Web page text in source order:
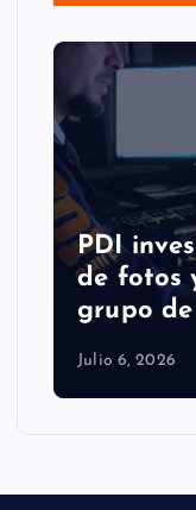
PDI
de fotos
grupo de
Julio 6, 2026